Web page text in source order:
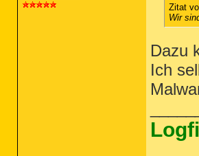
Zitat
Wir
Dazu
Ich